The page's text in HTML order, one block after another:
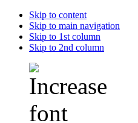
Skip to content
Skip to main navigation
Skip to 1st column
Skip to 2nd column